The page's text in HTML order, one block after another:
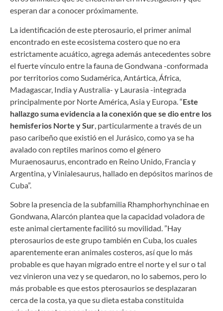
esperan dar a conocer próximamente.
La identificación de este pterosaurio, el primer animal
encontrado en este ecosistema costero que no era
estrictamente acuático, agrega además antecedentes sobre
el fuerte vínculo entre la fauna de Gondwana -conformada
por territorios como Sudamérica, Antártica, África,
Madagascar, India y Australia- y Laurasia -integrada
principalmente por Norte América, Asia y Europa. “Este
hallazgo suma evidencia a la conexión que se dio entre los
hemisferios Norte y Sur , particularmente a través de un
paso caribeño que existió en el Jurásico, como ya se ha
avalado con reptiles marinos como el género
Muraenosaurus, encontrado en Reino Unido, Francia y
Argentina, y Vinialesaurus, hallado en depósitos marinos de
Cuba”.
Sobre la presencia de la subfamilia Rhamphorhynchinae en
Gondwana, Alarcón plantea que la capacidad voladora de
este animal ciertamente facilitó su movilidad. ”Hay
pterosaurios de este grupo también en Cuba, los cuales
aparentemente eran animales costeros, así que lo más
probable es que hayan migrado entre el norte y el sur o tal
vez vinieron una vez y se quedaron, no lo sabemos, pero lo
más probable es que estos pterosaurios se desplazaran
cerca de la costa, ya que su dieta estaba constituida